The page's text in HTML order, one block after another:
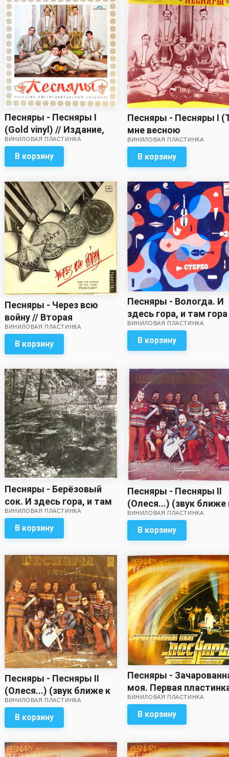
Песняры - Песняры I
(Gold vinyl) // Издание,
ставшее большой
редкостью!
ВИНИЛОВАЯ ПЛАСТИНКА
В корзину
Песняры - Песняры I
мне весною
приснилась...) // звук
отличный, конверт -
ВИНИЛОВАЯ ПЛАСТИНКА
В корзину
Песняры - Через всю
войну // Вторая
пластинка двойного
альбома!
ВИНИЛОВАЯ ПЛАСТИНКА
В корзину
Песняры - Вологда. И
здесь гора, и там
За полчаса до весны
(хороший звук)
ВИНИЛОВАЯ ПЛАСТИНКА
В корзину
Песняры - Берёзовый
сок. И здесь гора, и там
гора / Олеся
ВИНИЛОВАЯ ПЛАСТИНКА
В корзину
Песняры - Песняры II
(Олеся...) (звук ближе
хорошему!)
ВИНИЛОВАЯ ПЛАСТИНКА
В корзину
Песняры - Песняры II
(Олеся...) (звук ближе к
хорошему!)
ВИНИЛОВАЯ ПЛАСТИНКА
В корзину
Песняры -
моя. Первая
(звук близок к
хорошему)
ВИНИЛОВАЯ ПЛАСТИНКА
В корзину